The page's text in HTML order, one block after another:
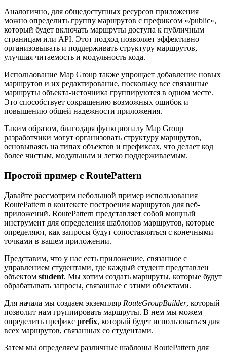
Аналогично, для общедоступных ресурсов приложения
можно определить группу маршрутов с префиксом «/public»,
который будет включать маршруты доступа к публичным
страницам или API. Этот подход позволяет эффективно
организовывать и поддерживать структуру маршрутов,
улучшая читаемость и модульность кода.
Использование Map Group также упрощает добавление новых
маршрутов и их редактирование, поскольку все связанные
маршруты объекта-источника группируются в одном месте.
Это способствует сокращению возможных ошибок и
повышению общей надежности приложения.
Таким образом, благодаря функционалу Map Group
разработчики могут организовать структуру маршрутов,
основываясь на типах объектов и префиксах, что делает код
более чистым, модульным и легко поддерживаемым.
Простой пример с RoutePattern
Давайте рассмотрим небольшой пример использования
RoutePattern в контексте построения маршрутов для веб-
приложений. RoutePattern представляет собой мощный
инструмент для определения шаблонов маршрутов, которые
определяют, как запросы будут сопоставляться с конечными
точками в вашем приложении.
Представим, что у нас есть приложение, связанное с
управлением студентами, где каждый студент представлен
объектом student. Мы хотим создать маршруты, которые будут
обрабатывать запросы, связанные с этими объектами.
Для начала мы создаем экземпляр RouteGroupBuilder, который
позволит нам группировать маршруты. В нем мы можем
определить префикс prefix, который будет использоваться для
всех маршрутов, связанных со студентами.
Затем мы определяем различные шаблоны RoutePattern для